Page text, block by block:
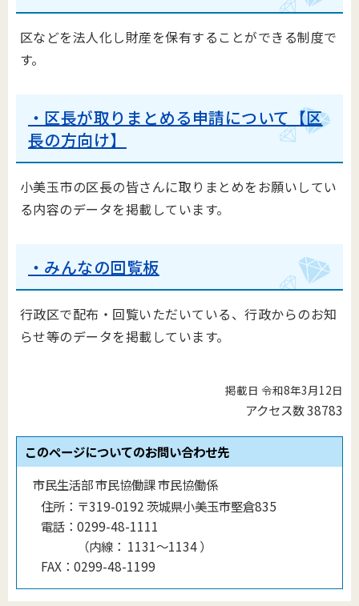
区などを法人化し財産を保有することができる制度で
す。
・区長が取りまとめる申請について【区
長の方向け】
小美玉市の区長の皆さんに取りまとめをお願いしてい
る内容のデータを掲載しています。
・みんなの回覧板
行政区で配布・回覧いただいている、行政からのお知
らせ等のデータを掲載しています。
掲載日 令和8年3月12日
アクセス数38783
このページについてのお問い合わせ先
市民生活部 市民協働課 市民協働係
住所： 〒319-0192 茨城県小美玉市堅倉835
電話： 0299-48-1111
（内線 ： 1131〜1134）
FAX： 0299-48-1199